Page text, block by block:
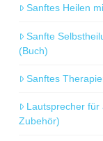
Sanftes Heilen
Sanfte
(Buch)
Sanftes
Lautsprecher für
Zubehör)